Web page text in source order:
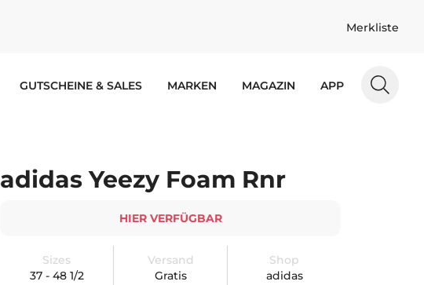
Merkliste
GUTSCHEINE & SALES MARKEN MAGAZIN APP
adidas Yeezy Foam Rnr
HIER VERFÜGBAR
Sizes
37 - 48 1/2
Versand
Gratis
Shop
adidas